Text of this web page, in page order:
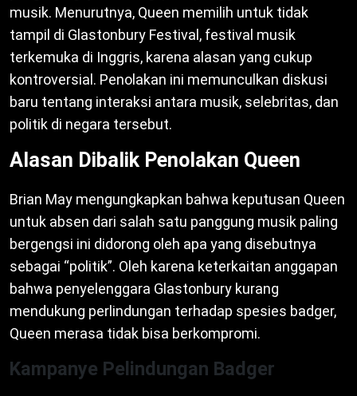
musik. Menurutnya, Queen memilih untuk tidak
tampil di Glastonbury Festival, festival musik
terkemuka di Inggris, karena alasan yang cukup
kontroversial. Penolakan ini memunculkan diskusi
baru tentang interaksi antara musik, selebritas, dan
politik di negara tersebut.
Alasan Dibalik Penolakan Queen
Brian May mengungkapkan bahwa keputusan Queen
untuk absen dari salah satu panggung musik paling
bergengsi ini didorong oleh apa yang disebutnya
sebagai “politik”. Oleh karena keterkaitan anggapan
bahwa penyelenggara Glastonbury kurang
mendukung perlindungan terhadap spesies badger,
Queen merasa tidak bisa berkompromi.
Kampanye Pelindungan Badger